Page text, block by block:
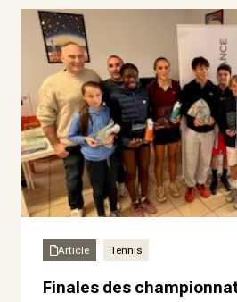
Article Tennis
Finales des